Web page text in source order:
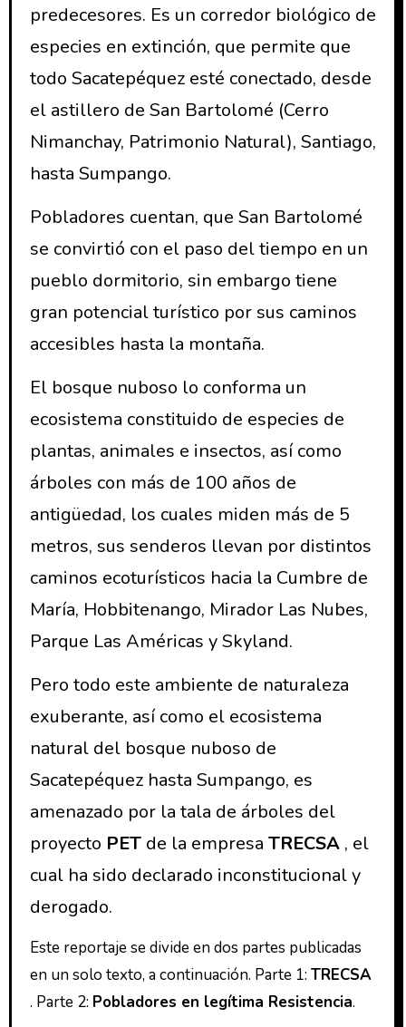
predecesores. Es un corredor biológico de
especies en extinción, que permite que
todo Sacatepéquez esté conectado, desde
el astillero de San Bartolomé (Cerro
Nimanchay, Patrimonio Natural), Santiago,
hasta Sumpango.
Pobladores cuentan, que San Bartolomé
se convirtió con el paso del tiempo en un
pueblo dormitorio, sin embargo tiene
gran potencial turístico por sus caminos
accesibles hasta la montaña.
El bosque nuboso lo conforma un
ecosistema constituido de especies de
plantas, animales e insectos, así como
árboles con más de 100 años de
antigüedad, los cuales miden más de 5
metros, sus senderos llevan por distintos
caminos ecoturísticos hacia la Cumbre de
María, Hobbitenango, Mirador Las Nubes,
Parque Las Américas y Skyland.
Pero todo este ambiente de naturaleza
exuberante, así como el ecosistema
natural del bosque nuboso de
Sacatepéquez hasta Sumpango, es
amenazado por la tala de árboles del
proyecto PETde la empresa TRECSA, el
cual ha sido declarado inconstitucional y
derogado.
Este reportaje se divide en dos partes publicadas
en un solo texto, a continuación. Parte 1: TRECSA
. Parte 2: Pobladores en legítima Resistencia.